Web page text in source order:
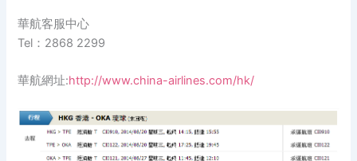
華航客服中心
Tel：2868 2299
華航網址:http://www.china-airlines.com/hk/